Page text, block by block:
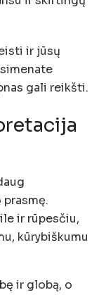
ir jūsų
gali reikšti.
ir rūpesčiu,
kūrybiškumu
ir globą, o